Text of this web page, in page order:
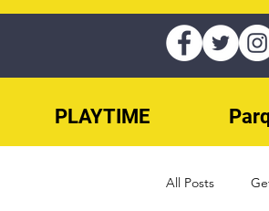
PLAYTIME
All Posts